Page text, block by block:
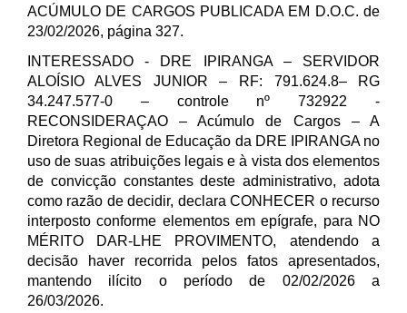
ACÚMULO DE CARGOS PUBLICADA EM D.O.C. de
23/02/2026, página 327.
INTERESSADO - DRE IPIRANGA – SERVIDOR
ALOÍSIO ALVES JUNIOR – RF: 791.624.8– RG
34.247.577-0 – controle nº 732922 -
RECONSIDERAÇAO – Acúmulo de Cargos – A
Diretora Regional de Educação da DRE IPIRANGA no
uso de suas atribuições legais e à vista dos elementos
de convicção constantes deste administrativo, adota
como razão de decidir, declara CONHECER o recurso
interposto conforme elementos em epígrafe, para NO
MÉRITO DAR-LHE PROVIMENTO, atendendo a
decisão haver recorrida pelos fatos apresentados,
mantendo ilícito o período de 02/02/2026 a
26/03/2026.